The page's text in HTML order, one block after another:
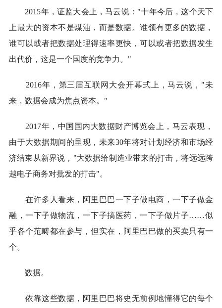
2015年，证监大会上，马云说："十年今后，这个天下
上最大的资本不是煤油，而是数据。谁领有更多的数据，
谁可以或者把数据处理得速率更快，可以或者把数据发生
出代价，这是一个国度的竞争力。"
2016年，第三届互联网大会开幕式上，马云说，"未
来，数据会成为焦点资本。"
2017年，中国国内大数据财产博览会上，马云表现，
由于大数据期间的呈现，未来30年将对计划经济和市场经
济结束从新界说，"大数据给制造业带来的打击，将远远跨
越电子商务对批发的打击"。
在许多人看来，阿里巴巴一下子做电商，一下子做金
融，一下子做物流，一下子搞医药，一下子做片子……似
乎各个范畴都在参与，但实在，阿里巴巴做的买卖只有一
个。
数据。
依靠这些数据，阿里巴巴将史无前例地懂得它的每个